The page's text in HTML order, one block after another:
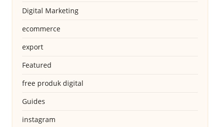
Digital Marketing
ecommerce
export
Featured
free produk digital
Guides
instagram